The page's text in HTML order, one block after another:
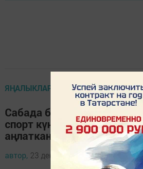
ЯҢАЛЫКЛАР
Сабада балалар төнлә
спорт күнегүләреннән
аңлатканнар
автор, 23 декабрь 2013 - 04:52